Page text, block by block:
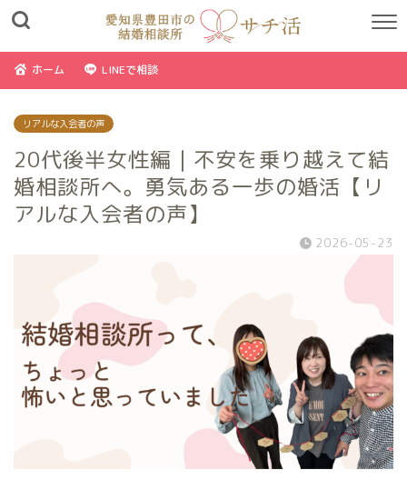
ホーム LINEで相談
リアルな入会者の声
20代後半女性編｜不安を乗り越えて結
婚相談所へ。勇気ある一歩の婚活【リ
アルな入会者の声】
2026-05-23